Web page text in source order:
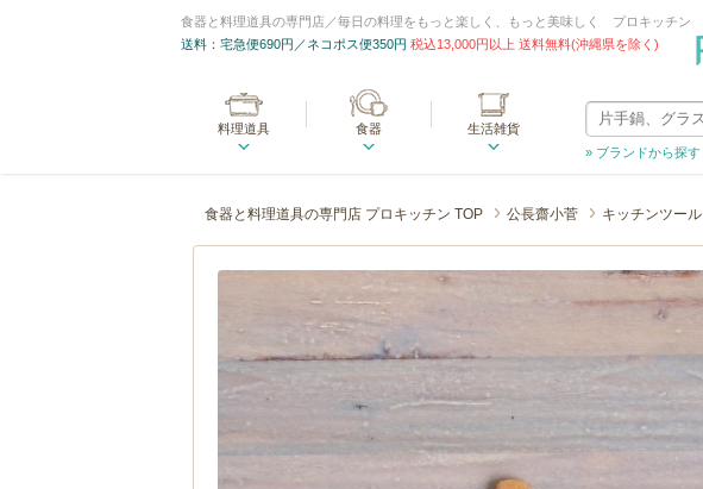
食器と料理道具の専門店／毎日の料理をもっと楽しく、もっと美味しく プロキッチン
送料：宅急便690円／ネコポス便350円 税込13,000円以上 送料無料(沖縄県を除く)
料理道具 食器
生活雑貨
» ブランドから探す
食器と料理道具の専門店 プロキッチン TOP 公長齋小菅 キッチンツール